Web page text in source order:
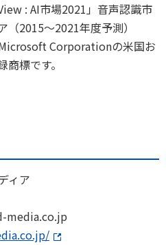
: AI市場2021」音声認識市
2015～2021年度予測）
Corporationの米国お
標です。
ィア
media.co.jp